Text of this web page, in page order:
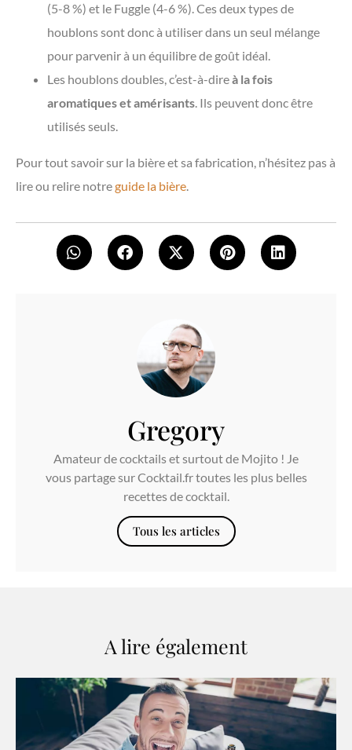
(5-8 %) et le Fuggle (4-6 %). Ces deux types de
houblons sont donc à utiliser dans un seul mélange
pour parvenir à un équilibre de goût idéal.
Les houblons doubles, c’est-à-direà la fois
aromatiques et amérisants. Ils peuvent donc être
utilisés seuls.
Pour tout savoir sur la bière et sa fabrication, n’hésitez pas à
lire ou relire notreguide la bière.
Gregory
Amateur de cocktails et surtout de Mojito ! Je
vous partage sur Cocktail.fr toutes les plus belles
recettes de cocktail.
Tous les articles
A lire également